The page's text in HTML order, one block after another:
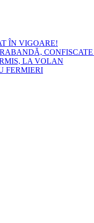
ÎN VIGOARE!
LA VOLAN
FERMIERI